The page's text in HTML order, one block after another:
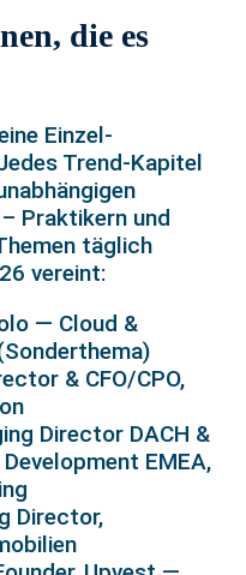
die es
Einzel-
Trend-Kapitel
Praktikern und
täglich
vereint:
— Cloud &
& CFO/CPO,
Director DACH &
EMEA,
Director,